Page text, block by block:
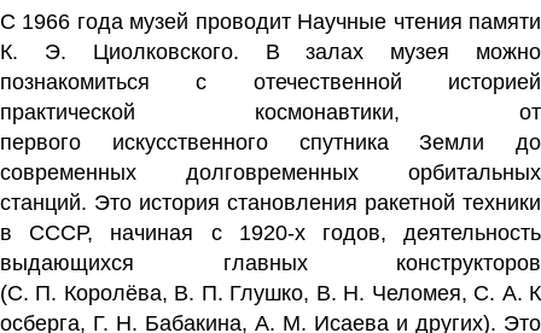
С 1966 года музей проводит Научные чтения памяти
К. Э. Циолковского. В залах музея можно
познакомиться с отечественной историей
практической
космонавтики, от
первого
искусственного спутника Земли
до
современных долговременных
орбитальных
станций. Это история становления ракетной техники
в СССР, начиная с 1920-х годов, деятельность
выдающихся главных конструкторов
(С. П. Королёва, В. П. Глушко, В. Н. Челомея, С. А. К
осберга, Г. Н. Бабакина, А. М. Исаева и других). Это